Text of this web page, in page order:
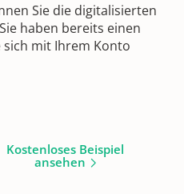
Sie die digitalisierten
haben bereits einen
sich mit Ihrem Konto
Kostenloses Beispiel
ansehen